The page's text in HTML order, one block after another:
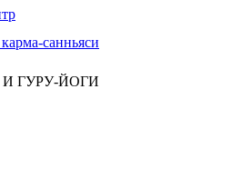
санньяси
И ГУРУ-ЙОГИ